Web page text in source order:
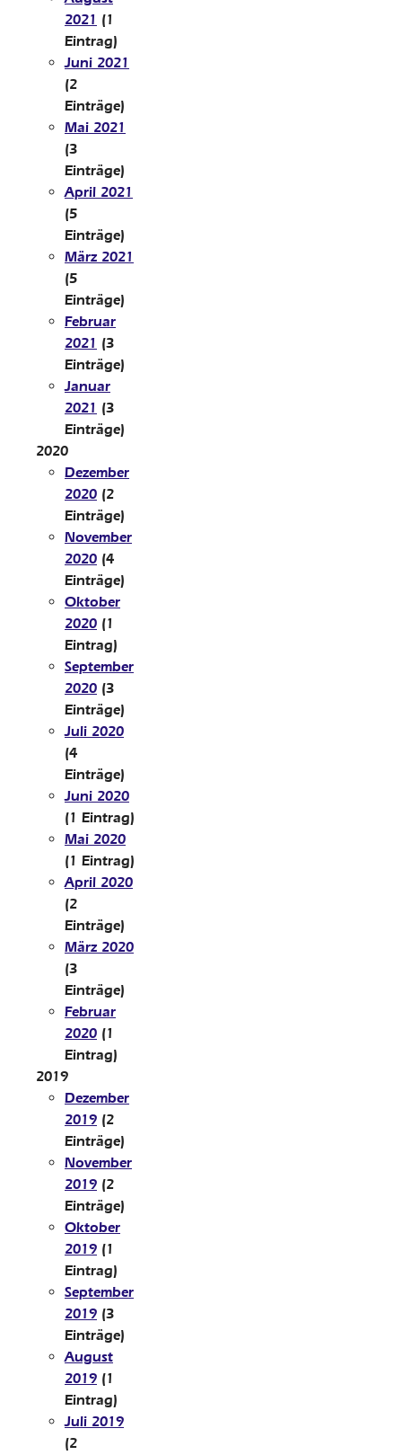
2021 (1
Eintrag)
Juni 2021
(2
Einträge)
Mai 2021
(3
Einträge)
April 2021
(5
Einträge)
März 2021
(5
Einträge)
Februar
2021 (3
Einträge)
Januar
2021 (3
Einträge)
2020
Dezember
2020 (2
Einträge)
November
2020 (4
Einträge)
Oktober
2020 (1
Eintrag)
September
2020 (3
Einträge)
Juli 2020
(4
Einträge)
Juni 2020
(1 Eintrag)
Mai 2020
(1 Eintrag)
April 2020
(2
Einträge)
März 2020
(3
Einträge)
Februar
2020 (1
Eintrag)
2019
Dezember
2019 (2
Einträge)
November
2019 (2
Einträge)
Oktober
2019 (1
Eintrag)
September
2019 (3
Einträge)
August
2019 (1
Eintrag)
Juli 2019
(2